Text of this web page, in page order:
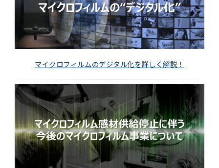
マイクロフィルムのデジタル化を詳しく解説！